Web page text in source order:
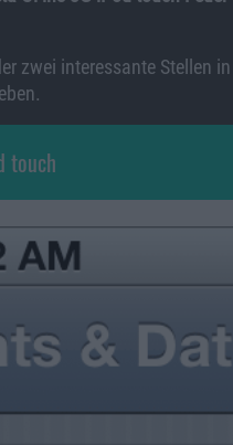
zwei interessante Stellen
touch